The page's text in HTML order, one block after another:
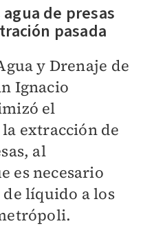
de presas
pasada
y Drenaje de
Ignacio
el
extracción de
al
es necesario
de líquido a los